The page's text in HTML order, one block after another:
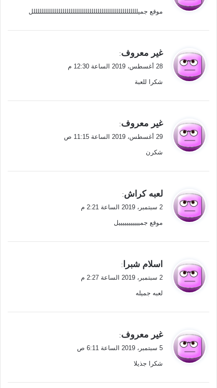
ل
موقع جميللللللللللللللللللللللللللللللللللللللللللللللللللللللل
ي
ل
غير معروف:
28 أغسطس، 2019 الساعة 12:30 م
شكرا للعبة
ي
ل
غير معروف:
29 أغسطس، 2019 الساعة 11:15 ص
شكرن
ي
ل
لعبه كراش:
2 سبتمبر، 2019 الساعة 2:21 م
موقع جميييييييييييل
ي
ل
اسلام شبرا
:
2 سبتمبر، 2019 الساعة 2:27 م
لعبه جميله
ي
ل
غير معروف:
5 سبتمبر، 2019 الساعة 6:11 ص
شكرا جذيلا